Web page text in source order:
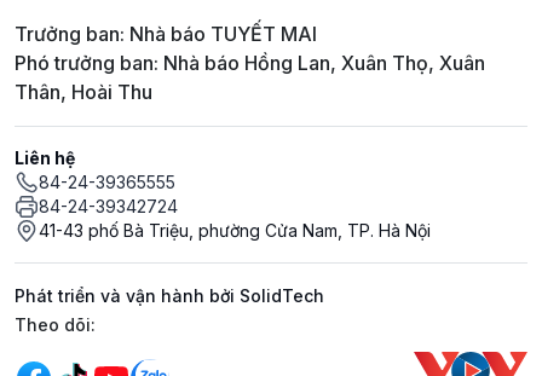
Trưởng ban: Nhà báo TUYẾT MAI
Phó trưởng ban: Nhà báo Hồng Lan, Xuân Thọ, Xuân
Thân, Hoài Thu
Liên hệ
84-24-39365555
84-24-39342724
41-43 phố Bà Triệu, phường Cửa Nam, TP. Hà Nội
Phát triển và vận hành bởi SolidTech
Mạng xã hội
Theo dõi: